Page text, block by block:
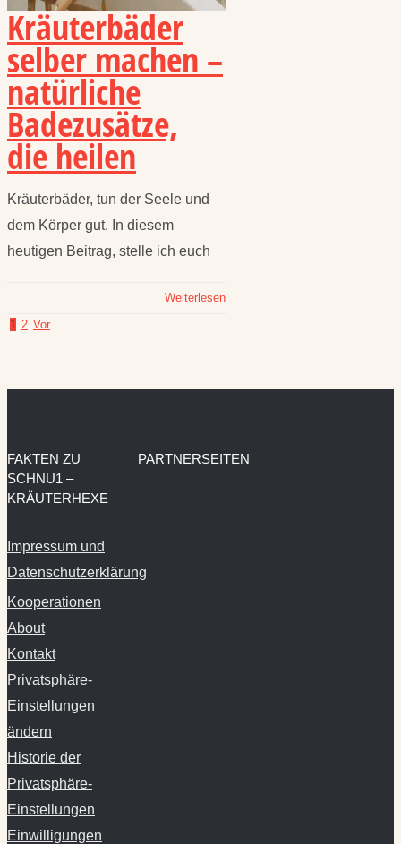
Kräuterbäder
selber machen –
natürliche
Badezusätze,
die heilen
Kräuterbäder, tun der Seele und
dem Körper gut. In diesem
heutigen Beitrag, stelle ich euch
Weiterlesen
1 2 Vor
FAKTEN ZU
SCHNU1 –
KRÄUTERHEXE
Impressum und
Datenschutzerklärung
Kooperationen
About
Kontakt
Privatsphäre-
Einstellungen
ändern
Historie der
Privatsphäre-
Einstellungen
Einwilligungen
PARTNERSEITEN